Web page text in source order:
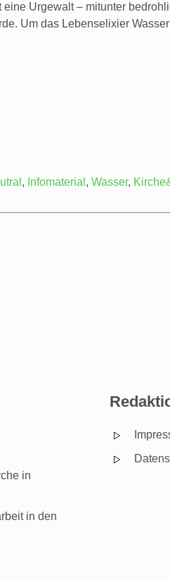
eine Urgewalt – mitunter
Um das Lebenselixier
, Infomaterial , Wasser,
in
in den